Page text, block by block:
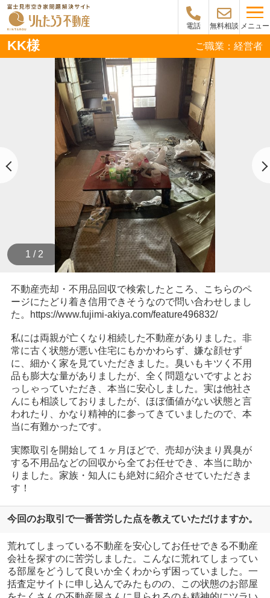
電話 無料相談 メニュー
KK様 ご職業：経営者
1 / 2
不動産売却・不用品回収で検索したところ、こちらのペ
ージにたどり着き信用できそうなので問い合わせしまし
た。https://www.fujimi-akiya.com/feature496832/
私には両親が亡くなり相続した不動産がありました。非
常に古く状態が悪い住宅にもかかわらず、嫌な顔せず
に、細かく家を見ていただきました。臭いもキツく不用
品も膨大な量がありましたが、全く問題ないですよとお
っしゃっていただき、本当に安心しました。実は他社さ
んにも相談しておりましたが、ほぼ価値がない状態と言
われたり、かなり精神的に参ってきていましたので、本
当に有難かったです。
実際取引を開始して１ヶ月ほどで、売却が決まり異臭が
する不用品などの回収から全てお任せでき、本当に助か
りました。家族・知人にも絶対に紹介させていただきま
す！
今回のお取引で一番苦労した点を教えていただけますか。
荒れてしまっている不動産を安心してお任せできる不動産
会社を探すのに苦労しました。こんなに荒れてしまってい
る部屋をどうして良いか全くわからず困っていました。一
括査定サイトに申し込んでみたものの、この状態のお部屋